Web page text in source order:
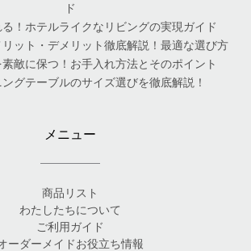
ド
！ホテルライクなリビングの実現ガイド
ット・デメリット徹底解説！最適な選び方
敵に保つ！お手入れ方法とそのポイント
グテーブルのサイズ選びを徹底解説！
メニュー
商品リスト
わたしたちについて
ご利用ガイド
ーダーメイドお役立ち情報